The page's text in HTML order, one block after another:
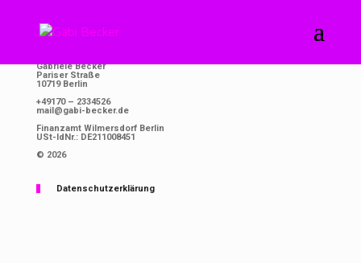
Gabriele Becker
Pariser Straße
10719 Berlin
+49170 – 2334526
mail@gabi-becker.de
Finanzamt Wilmersdorf Berlin
USt-IdNr.: DE211008451
© 2026
Datenschutzerklärung